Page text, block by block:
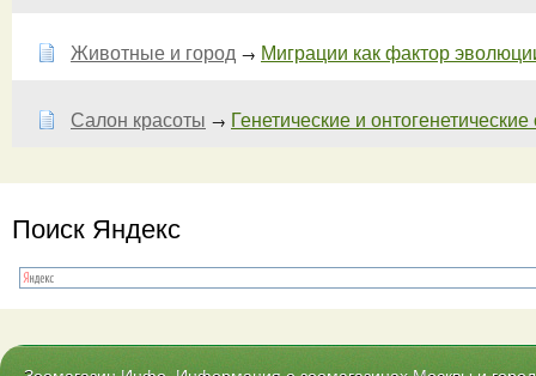
Животные и город → Миграции как фактор
Салон красоты → Генетические и
Поиск Яндекс